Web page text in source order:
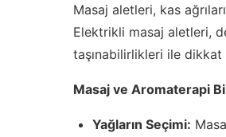
Masaj aletleri, kas
Elektrikli masaj aletleri,
taşınabilirlikleri ile dikkat
Masaj ve Aromaterapi
Yağların Seçimi: